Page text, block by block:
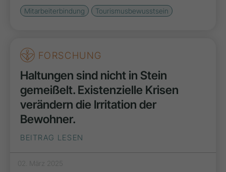
Mitarbeiterbindung
Tourismusbewusstsein
FORSCHUNG
Haltungen sind nicht in Stein
gemeißelt. Existenzielle Krisen
verändern die Irritation der
Bewohner.
BEITRAG LESEN
02. März 2025